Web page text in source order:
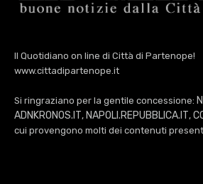
Il Quotidiano on line di Città di Partenope!
www.cittadipartenope.it
Si ringraziano per la gentile concessione:
ADNKRONOS.IT, NAPOLI.REPUBBLICA.IT,
cui provengono molti dei contenuti